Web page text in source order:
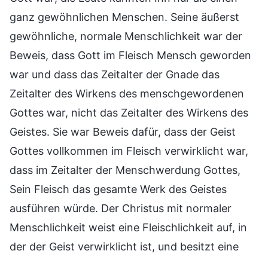
ganz gewöhnlichen Menschen. Seine äußerst
gewöhnliche, normale Menschlichkeit war der
Beweis, dass Gott im Fleisch Mensch geworden
war und dass das Zeitalter der Gnade das
Zeitalter des Wirkens des menschgewordenen
Gottes war, nicht das Zeitalter des Wirkens des
Geistes. Sie war Beweis dafür, dass der Geist
Gottes vollkommen im Fleisch verwirklicht war,
dass im Zeitalter der Menschwerdung Gottes,
Sein Fleisch das gesamte Werk des Geistes
ausführen würde. Der Christus mit normaler
Menschlichkeit weist eine Fleischlichkeit auf, in
der der Geist verwirklicht ist, und besitzt eine